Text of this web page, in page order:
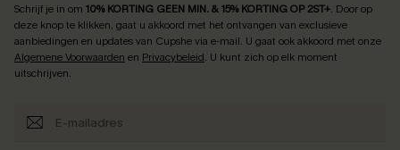
Schrijf je in om 10% KORTING GEEN MIN. & 15% KORTING OP 2ST+. Door op
deze knop te klikken, gaat u akkoord met het ontvangen van exclusieve
aanbiedingen en updates van Cupshe via e-mail. U gaat ook akkoord met onze
Algemene Voorwaarden en Privacybeleid. U kunt zich op elk moment
uitschrijven.